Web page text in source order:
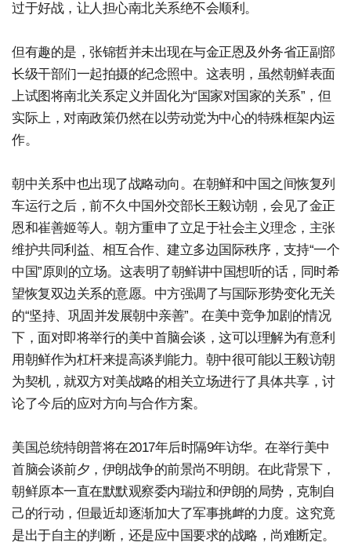
过于好战，让人担心南北关系绝不会顺利。
但有趣的是，张锦哲并未出现在与金正恩及外务省正副部
长级干部们一起拍摄的纪念照中。这表明，虽然朝鲜表面
上试图将南北关系定义并固化为“国家对国家的关系”，但
实际上，对南政策仍然在以劳动党为中心的特殊框架内运
作。
朝中关系中也出现了战略动向。在朝鲜和中国之间恢复列
车运行之后，前不久中国外交部长王毅访朝，会见了金正
恩和崔善姬等人。朝方重申了立足于社会主义理念，主张
维护共同利益、相互合作、建立多边国际秩序，支持“一个
中国”原则的立场。这表明了朝鲜讲中国想听的话，同时希
望恢复双边关系的意愿。中方强调了与国际形势变化无关
的“坚持、巩固并发展朝中亲善”。在美中竞争加剧的情况
下，面对即将举行的美中首脑会谈，这可以理解为有意利
用朝鲜作为杠杆来提高谈判能力。朝中很可能以王毅访朝
为契机，就双方对美战略的相关立场进行了具体共享，讨
论了今后的应对方向与合作方案。
美国总统特朗普将在2017年后时隔9年访华。在举行美中
首脑会谈前夕，伊朗战争的前景尚不明朗。在此背景下，
朝鲜原本一直在默默观察委内瑞拉和伊朗的局势，克制自
己的行动，但最近却逐渐加大了军事挑衅的力度。这究竟
是出于自主的判断，还是应中国要求的战略，尚难断定。